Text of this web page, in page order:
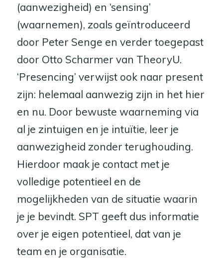
(aanwezigheid) en ‘sensing’
(waarnemen), zoals geïntroduceerd
door Peter Senge en verder toegepast
door Otto Scharmer van TheoryU.
‘Presencing’ verwijst ook naar present
zijn: helemaal aanwezig zijn in het hier
en nu. Door bewuste waarneming via
al je zintuigen en je intuïtie, leer je
aanwezigheid zonder terughouding.
Hierdoor maak je contact met je
volledige potentieel en de
mogelijkheden van de situatie waarin
je je bevindt. SPT geeft dus informatie
over je eigen potentieel, dat van je
team en je organisatie.